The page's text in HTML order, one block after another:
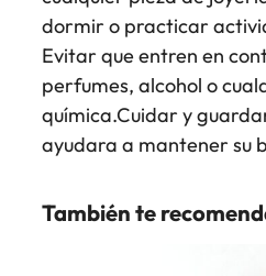
dormir o practicar
Evitar que entren en
perfumes, alcohol o
química.Cuidar y
ayudara a mantener su
También te